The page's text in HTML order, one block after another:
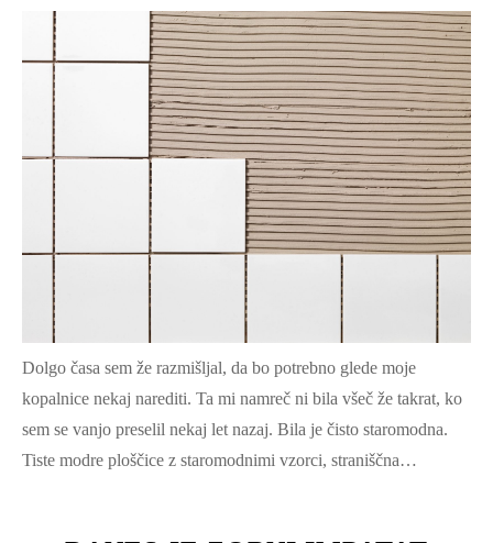
Dolgo časa sem že razmišljal, da bo potrebno glede moje
kopalnice nekaj narediti. Ta mi namreč ni bila všeč že takrat, ko
sem se vanjo preselil nekaj let nazaj. Bila je čisto staromodna.
Tiste modre ploščice z staromodnimi vzorci, straniščna…